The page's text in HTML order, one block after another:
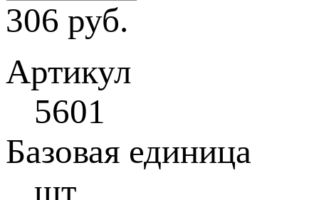
306 руб.
Артикул
5601
Базовая единица
шт